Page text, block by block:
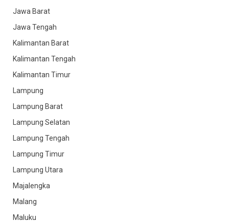
Jawa Barat
Jawa Tengah
Kalimantan Barat
Kalimantan Tengah
Kalimantan Timur
Lampung
Lampung Barat
Lampung Selatan
Lampung Tengah
Lampung Timur
Lampung Utara
Majalengka
Malang
Maluku